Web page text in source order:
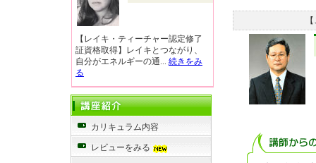
【レイキ・ティーチャー認定修了
証資格取得】レイキとつながり、
自分がエネルギーの通... 続きをみ
る
カリキュラム内容
レビューをみる